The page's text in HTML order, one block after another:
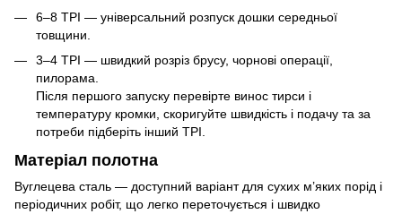
6–8 TPI — універсальний розпуск дошки середньої
товщини.
3–4 TPI — швидкий розріз брусу, чорнові операції,
пилорама.
Після першого запуску перевірте винос тирси і
температуру кромки, скоригуйте швидкість і подачу та за
потреби підберіть інший TPI.
Матеріал полотна
Вуглецева сталь — доступний варіант для сухих м’яких порід і
періодичних робіт, що легко переточується і швидко